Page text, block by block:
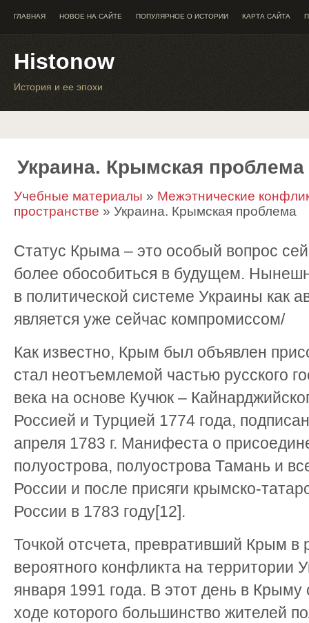
ГЛАВНАЯ НОВОЕ НА САЙТЕ ПОПУЛЯРНОЕ О ИСТОРИИ КАРТА САЙТА
Histonow
История и ее эпохи
Украина. Крымская проблема
Учебные материалы » Межэтнические
пространстве » Украина. Крымская проблема
Статус Крыма – это особый вопрос
более обособиться в будущем.
в политической системе Украины как
является уже сейчас компромиссом/
Как известно, Крым был объявлен
стал неотъемлемой частью русского
века на основе Кучюк –
Россией и Турцией 1774 года,
апреля 1783 г. Манифеста о
полуострова, полуострова Тамань и
России и после присяги крымско-
России в 1783 году[12].
Точкой отсчета, превративший Крым в
вероятного конфликта на территории
января 1991 года. В этот день в
ходе которого большинство жителей